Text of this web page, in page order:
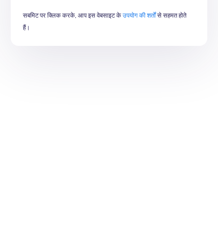
सबमिट पर क्लिक करके, आप इस वेबसाइट केउपयोग की शर्तोंसे सहमत होते
हैं।